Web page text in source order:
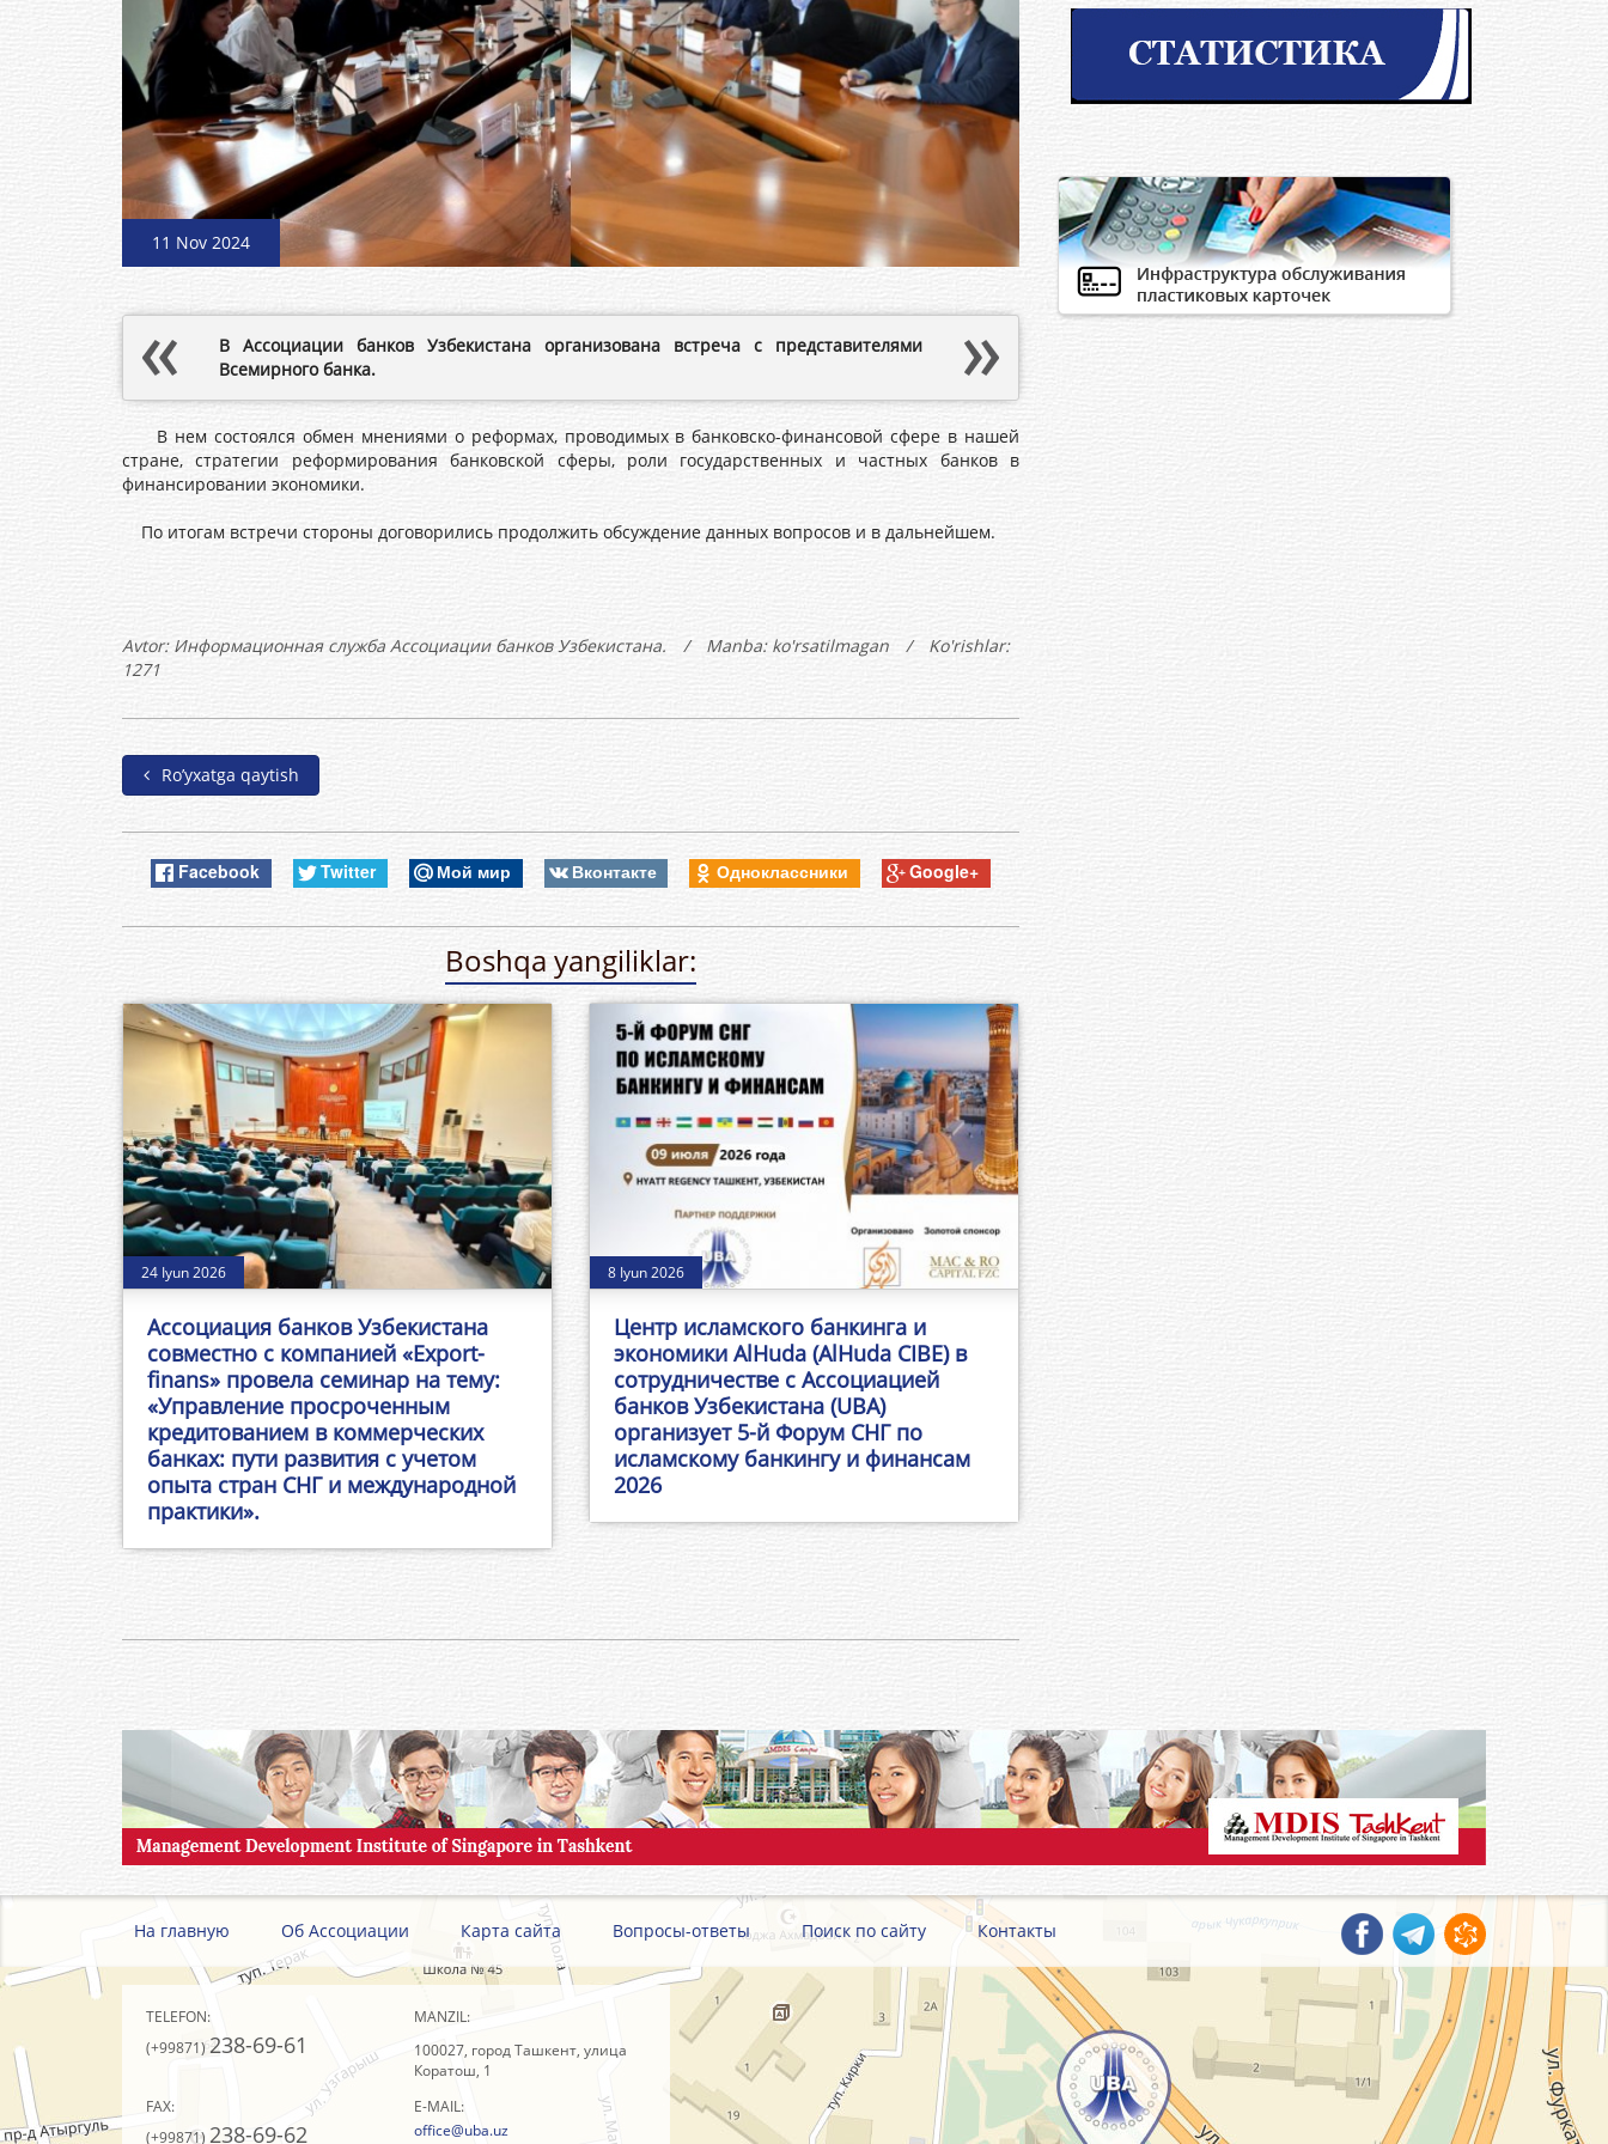
11 Nov 2024
В Ассоциации банков Узбекистана организована встреча с представителями
Всемирного банка.
В нем состоялся обмен мнениями о реформах, проводимых в банковско-финансовой сфере в нашей
стране, стратегии реформирования банковской сферы, роли государственных и частных банков в
финансировании экономики.
По итогам встречи стороны договорились продолжить обсуждение данных вопросов и в дальнейшем.
Avtor: Информационная служба Ассоциации банков Узбекистана. / Manba: ko'rsatilmagan /
Ko'rishlar:
1271
Ro’yxatga qaytish
Facebook Twitter Мой мир Вконтакте Одноклассники Google+
Boshqa yangiliklar:
24 Iyun 2026
Ассоциация банков Узбекистана
совместно с компанией «Export-
finans» провела семинар на тему:
«Управление просроченным
кредитованием в коммерческих
банках: пути развития с учетом
опыта стран СНГ и международной
практики».
8 Iyun 2026
Центр исламского банкинга и
экономики AlHuda (AlHuda CIBE) в
сотрудничестве с Ассоциацией
банков Узбекистана (UBA)
организует 5-й Форум СНГ по
исламскому банкингу и финансам
2026
На главную Об Ассоциации Карта сайта Вопросы-ответы Поиск по сайту Контакты
TELEFON:
(+99871)238-69-61
MANZIL:
100027, город Ташкент, улица
Коратош, 1
FAX:
(+99871) 238-69-62
E-MAIL:
office@uba.uz